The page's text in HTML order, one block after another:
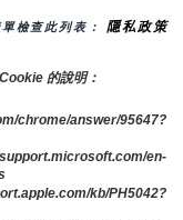
檢查此列表： 隱私政策
的說明：
chrome/answer/95647?
en-
kb/PH5042?